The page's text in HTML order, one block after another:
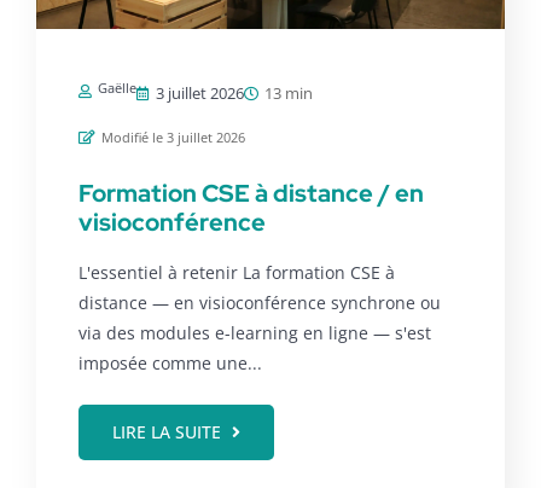
Gaëlle 3 juillet 2026 13 min
Modifié le 3 juillet 2026
Formation CSE à distance / en
visioconférence
L'essentiel à retenir La formation CSE à
distance — en visioconférence synchrone ou
via des modules e-learning en ligne — s'est
imposée comme une...
LIRE LA SUITE